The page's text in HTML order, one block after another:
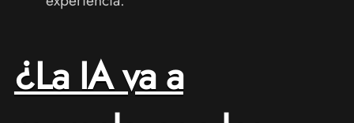
¿La IA va a